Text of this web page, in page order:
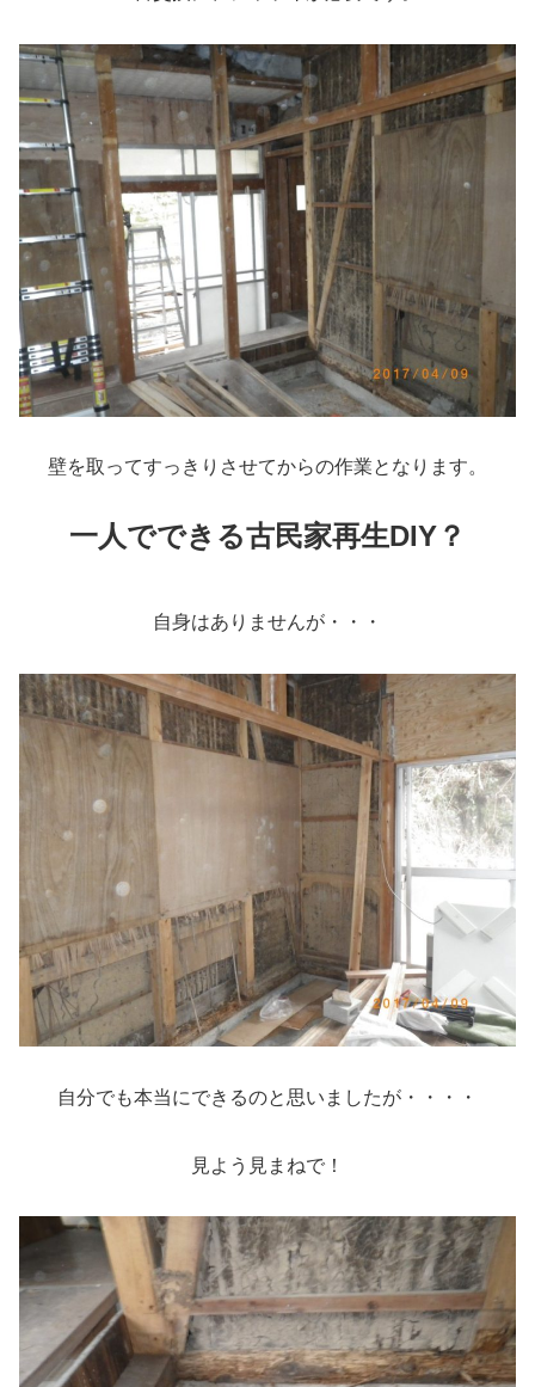
壁を取ってすっきりさせてからの作業となります。
一人でできる古民家再生DIY？
自身はありませんが・・・
自分でも本当にできるのと思いましたが・・・・
見よう見まねで！